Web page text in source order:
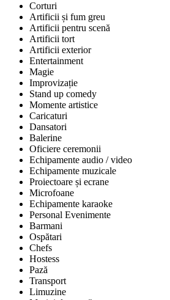
Corturi
Artificii și fum greu
Artificii pentru scenă
Artificii tort
Artificii exterior
Entertainment
Magie
Improvizație
Stand up comedy
Momente artistice
Caricaturi
Dansatori
Balerine
Oficiere ceremonii
Echipamente audio / video
Echipamente muzicale
Proiectoare și ecrane
Microfoane
Echipamente karaoke
Personal Evenimente
Barmani
Ospătari
Chefs
Hostess
Pază
Transport
Limuzine